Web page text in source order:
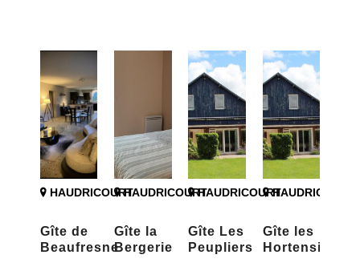
HAUDRICOURT
Gîte de
Beaufresne
HAUDRICOURT
Gîte la
Bergerie
HAUDRICOURT
Gîte Les
Peupliers
HAUDRICOURT
Gîte les
Hortensias